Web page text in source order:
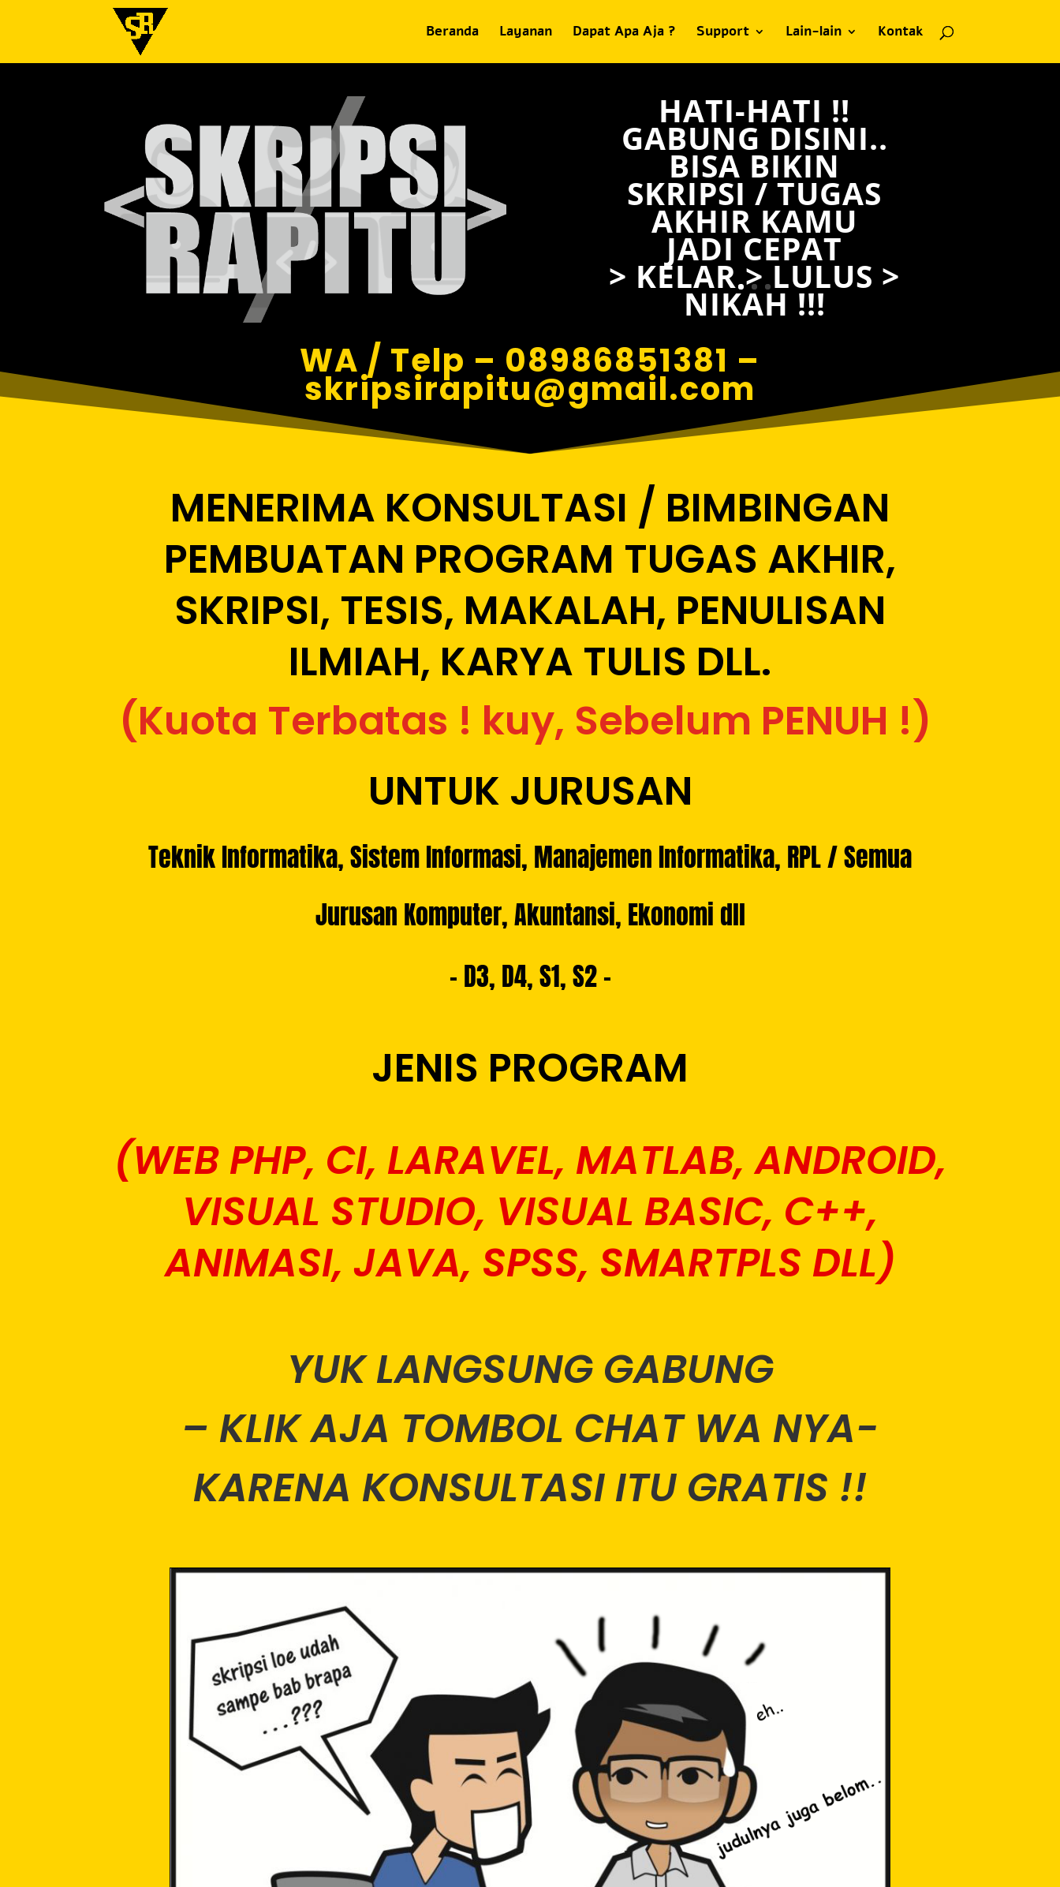
Beranda Layanan Dapat Apa Aja ? Support Lain-lain Kontak
HATI-HATI !!
GABUNG DISINI..
BISA BIKIN
SKRIPSI / TUGAS
AKHIR KAMU
JADI CEPAT
> KELAR > LULUS >
NIKAH !!!
WA / Telp – 08986851381 –
skripsirapitu@gmail.com
MENERIMA KONSULTASI / BIMBINGAN
PEMBUATAN PROGRAM TUGAS AKHIR,
SKRIPSI, TESIS, MAKALAH, PENULISAN
ILMIAH, KARYA TULIS DLL.
(Kuota Terbatas ! kuy, Sebelum PENUH !)
UNTUK JURUSAN
Teknik Informatika, Sistem Informasi, Manajemen Informatika, RPL/ Semua
Jurusan Komputer, Akuntansi, Ekonomi dll
– D3, D4, S1, S2 –
JENIS PROGRAM
(WEB PHP, CI, LARAVEL, MATLAB, ANDROID,
VISUAL STUDIO, VISUAL BASIC, C++,
ANIMASI, JAVA, SPSS, SMARTPLS DLL)
YUK LANGSUNG GABUNG
– KLIK AJA TOMBOL CHAT WA NYA-
KARENA KONSULTASI ITU GRATIS !!